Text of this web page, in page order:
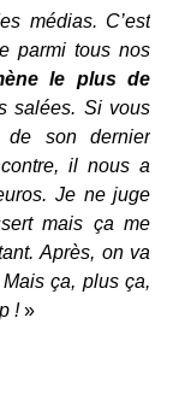
médias. C’est
parmi tous nos
le plus de
salées. Si vous
de son dernier
il nous a
Je ne juge
mais ça me
Après, on va
ça, plus ça,
!»